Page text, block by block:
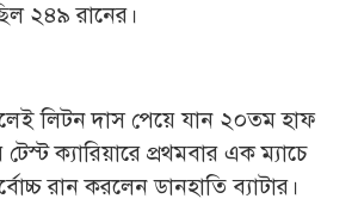
২৪৯ রানের।
লিটন দাস পেয়ে যান ২০তম হাফ
টেস্ট ক্যারিয়ারে প্রথমবার এক ম্যাচে
রান করলেন ডানহাতি ব্যাটার।